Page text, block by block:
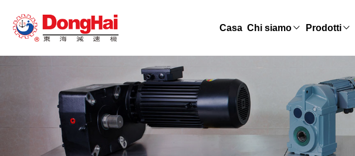
Casa Chi siamo Prodotti